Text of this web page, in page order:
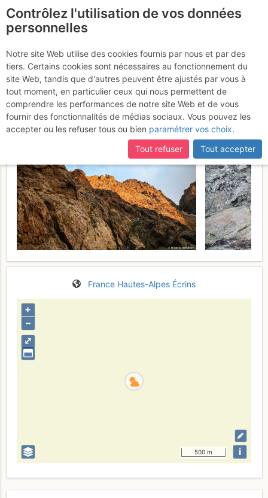
Le Sirac : Arête S du
sommet E puis traversée
E>>W
Lundi 31 juillet 2017
France Hautes-Alpes Écrins
⤢
+
–
500 m i
Contrôlez l'utilisation de vos données
personnelles
Notre site Web utilise des cookies fournis par nous et par des
tiers. Certains cookies sont nécessaires au fonctionnement du
site Web, tandis que d'autres peuvent être ajustés par vous à
tout moment, en particulier ceux qui nous permettent de
comprendre les performances de notre site Web et de vous
fournir des fonctionnalités de médias sociaux. Vous pouvez les
accepter ou les refuser tous ou bien paramétrer vos choix.
Tout refuser
Tout accepter